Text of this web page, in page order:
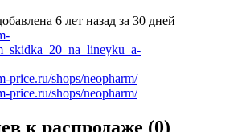
6 лет назад за 30 дней
price.ru/shops/neopharm/
price.ru/shops/neopharm/
к распродаже (0)